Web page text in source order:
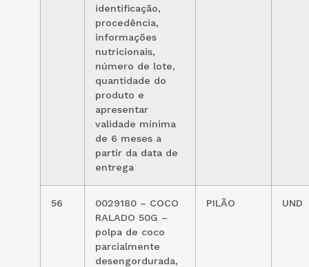
identificação,
procedência,
informações
nutricionais,
número de lote,
quantidade do
produto e
apresentar
validade mínima
de 6 meses a
partir da data de
entrega
56
0029180 – COCO
RALADO 50G –
polpa de coco
parcialmente
desengordurada,
PILÃO UND